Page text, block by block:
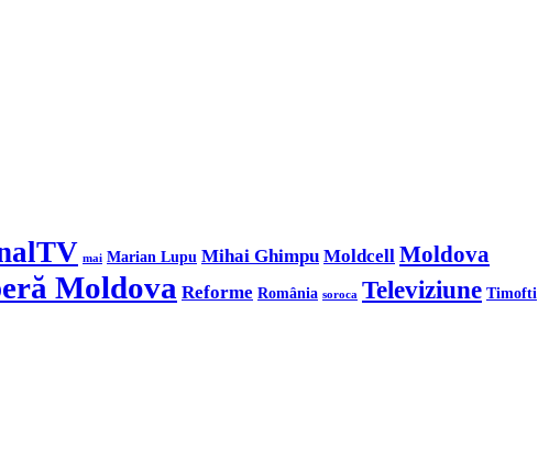
mai Marian Lupu Mihai Ghimpu Moldcell Moldova
Moldova Reforme România soroca Televiziune Timofti